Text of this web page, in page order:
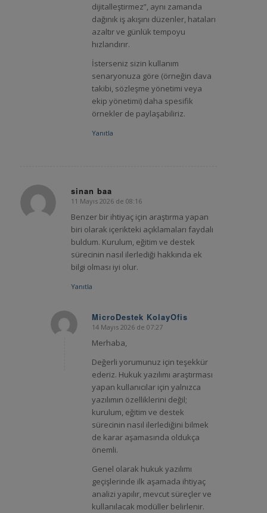
dijitalleştirmez”, aynı zamanda
dağınık iş akışını düzenler, hataları
azaltır ve günlük tempoyu
hızlandırır.
İsterseniz sizin kullanım
senaryonuza göre (örneğin dava
takibi, sözleşme yönetimi veya
ekip yönetimi) daha spesifik
örnekler de paylaşabiliriz.
Yanıtla
sinan baa
says:
11 Mayıs 2026 de 08:16
Benzer bir ihtiyaç için araştırma yapan
biri olarak içerikteki açıklamaları faydalı
buldum. Kurulum, eğitim ve destek
sürecinin nasıl ilerlediği hakkında ek
bilgi olması iyi olur.
Yanıtla
MicroDestek KolayOfis
says:
14 Mayıs 2026 de 07:27
Merhaba,
Değerli yorumunuz için teşekkür
ederiz. Hukuk yazılımı araştırması
yapan kullanıcılar için yalnızca
yazılımın özelliklerini değil;
kurulum, eğitim ve destek
sürecinin nasıl ilerlediğini bilmek
de karar aşamasında oldukça
önemli.
Genel olarak hukuk yazılımı
geçişlerinde ilk aşamada ihtiyaç
analizi yapılır, mevcut süreçler ve
kullanılacak modüller belirlenir.